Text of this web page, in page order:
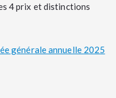
4 prix et distinctions
générale annuelle 2025